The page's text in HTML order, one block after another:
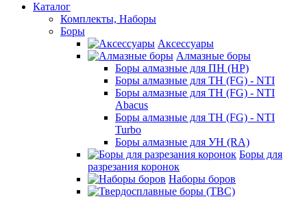
Каталог
Комплекты, Наборы
Боры
Аксессуары
Алмазные боры
Боры алмазные для ПН (HP)
Боры алмазные для ТН (FG) - NTI
Боры алмазные для ТН (FG) - NTI
Abacus
Боры алмазные для ТН (FG) - NTI
Turbo
Боры алмазные для УН (RA)
Боры для
разрезания коронок
Наборы боров